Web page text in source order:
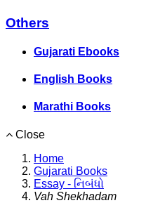
Others
Gujarati Ebooks
English Books
Marathi Books
Close
Home
Gujarati Books
Essay - નિબંધો
Vah Shekhadam